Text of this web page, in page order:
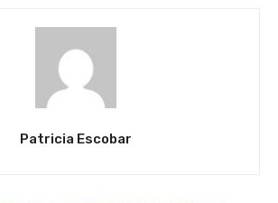
Patricia Escobar